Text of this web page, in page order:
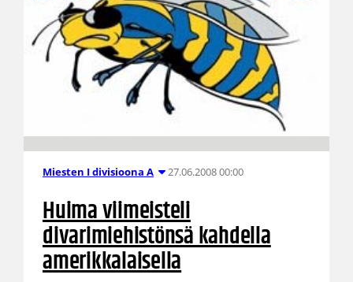
Miesten I divisioona A 27.06.2008 00:00
Huima viimeisteli
divarimiehistönsä kahdella
amerikkalaisella